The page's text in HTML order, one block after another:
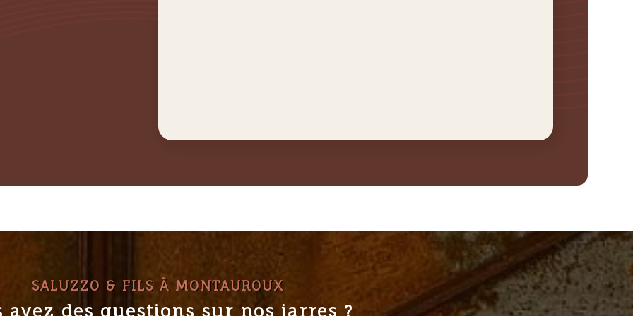
SALUZZO & FILS À MONTAUROUX
avez des questions sur nos jarres ?